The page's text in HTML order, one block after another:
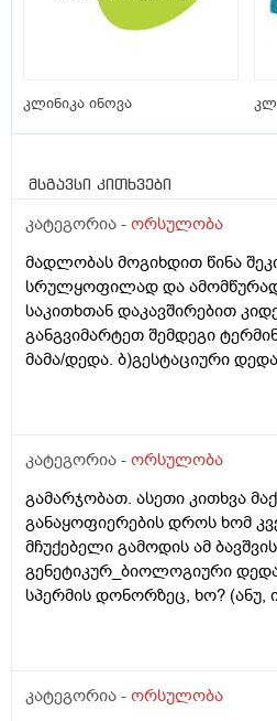
კლინიკა ინოვა
მსგავსი კითხვები
კატეგორია - ორსულობა
მადლობას მოგიხდით წინა
სრულყოფილად და ამომწურად
საკითხთან დაკავშირებით
განგვიმარტეთ შემდეგი
მამა/დედა. ბ)გესტაციური
კიდევ_მსოფლიოს მრავალ
თუ ხელოვნური
რამდენად გავრცელებულია
კატეგორია - ორსულობა
გამარჯობათ. ასეთი კითხვა
განაყოფიერების დროს ხომ
მჩუქებელი გამოდის ამ ბავშვის
გენეტიკურ_ბიოლოგიური
სპერმის დონორზეც, ხო? (ანუ,
წყვილი) და კიდევ_თუ
როცა ლაბორატორიაში,
კატეგორია - ორსულობა